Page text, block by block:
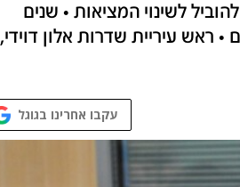
במקום להוביל לשינוי המציאות • שנים
ראש עיריית שדרות אלון דוידי,
עקבו אחרינו בגוגל